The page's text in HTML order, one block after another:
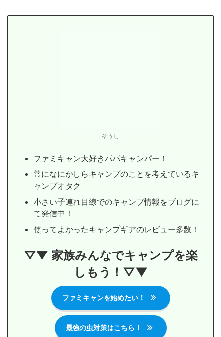
そうし
ファミキャン大好きパパキャンパー！
常になにかしらキャンプのことを考えているキ
ャンプオタク
小さい子連れ目線でのキャンプ情報をブログに
て発信中！
使ってよかったキャンプギアのレビュー多数！
▽▼ 家族みんなでキャンプを楽
しもう！ ▽▼
ファミキャンを始めたい！
最強の虫対策はこちら！